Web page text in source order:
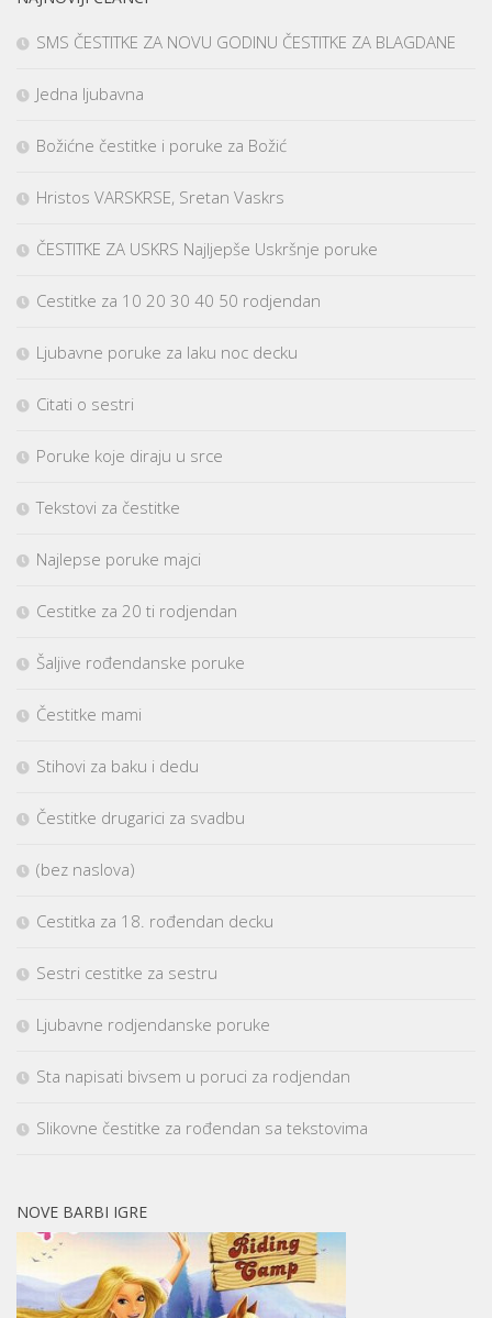
SMS ČESTITKE ZA NOVU GODINU ČESTITKE ZA BLAGDANE
Jedna ljubavna
Božićne čestitke i poruke za Božić
Hristos VARSKRSE, Sretan Vaskrs
ČESTITKE ZA USKRS Najljepše Uskršnje poruke
Cestitke za 10 20 30 40 50 rodjendan
Ljubavne poruke za laku noc decku
Citati o sestri
Poruke koje diraju u srce
Tekstovi za čestitke
Najlepse poruke majci
Cestitke za 20 ti rodjendan
Šaljive rođendanske poruke
Čestitke mami
Stihovi za baku i dedu
Čestitke drugarici za svadbu
(bez naslova)
Cestitka za 18. rođendan decku
Sestri cestitke za sestru
Ljubavne rodjendanske poruke
Sta napisati bivsem u poruci za rodjendan
Slikovne čestitke za rođendan sa tekstovima
NOVE BARBI IGRE